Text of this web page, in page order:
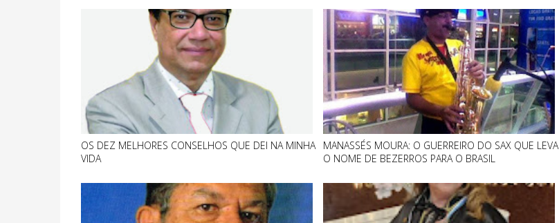
OS DEZ MELHORES CONSELHOS QUE DEI NA MINHA
VIDA
MANASSÉS MOURA: O GUERREIRO DO SAX QUE LEVA
O NOME DE BEZERROS PARA O BRASIL